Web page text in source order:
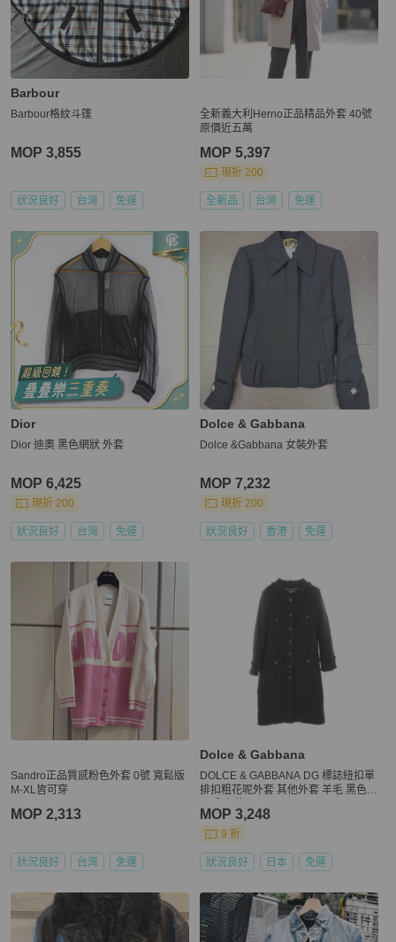
Barbour
Barbour格紋斗篷
MOP 3,855
狀況良好 台灣 免運
全新義大利Herno正品精品外套 40號
原價近五萬
MOP 5,397
現折 200
全新品 台灣 免運
Dior
Dior 迪奧 黑色網狀 外套
MOP 6,425
現折 200
狀況良好 台灣 免運
Dolce & Gabbana
Dolce &Gabbana 女裝外套
MOP 7,232
現折 200
狀況良好 香港 免運
Sandro正品質感粉色外套 0號 寬鬆版
M-XL皆可穿
MOP 2,313
狀況良好 台灣 免運
Dolce & Gabbana
DOLCE & GABBANA DG 標誌紐扣單
排扣粗花呢外套 其他外套 羊毛 黑色
MOP 3,248
9 折
狀況良好 日本 免運